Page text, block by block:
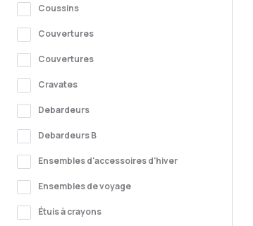
Coussins
Couvertures
Couvertures
Cravates
Debardeurs
Debardeurs B
Ensembles d'accessoires d'hiver
Ensembles de voyage
Étuis à crayons